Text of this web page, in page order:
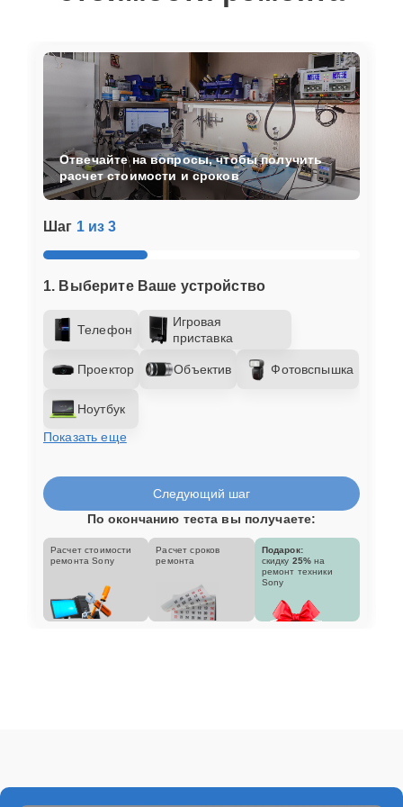
Шаг 1 из 3
1. Выберите Ваше устройство
Телефон
Игровая
приставка
Проектор Объектив Фотовспышка
Ноутбук
Показать еще
Отвечайте на вопросы, чтобы получить
расчет стоимости и сроков
Следующий шаг
По окончанию теста вы получаете:
Расчет стоимости
ремонта Sony
Расчет сроков
ремонта
Подарок:
скидку 25% на
ремонт техники
Sony